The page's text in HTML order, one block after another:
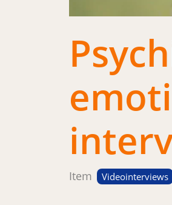
Item Videointerviews